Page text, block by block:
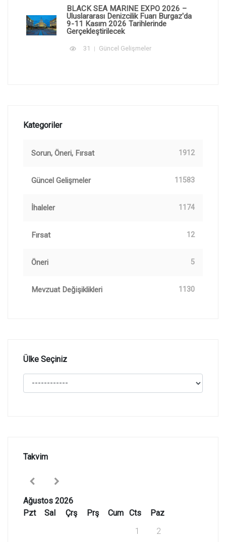
BLACK SEA MARINE EXPO 2026 –
Uluslararası Denizcilik Fuarı Burgaz'da
9-11 Kasım 2026 Tarihlerinde
Gerçekleştirilecek
31 Güncel Gelişmeler
Kategoriler
Sorun, Öneri, Fırsat 1912
Güncel Gelişmeler 11583
İhaleler 1174
Fırsat 12
Öneri 5
Mevzuat Değişiklikleri 1130
Ülke Seçiniz
Takvim
Ağustos 2026
Pzt
Sal Çrş Prş Cum Cts
Paz
1
2